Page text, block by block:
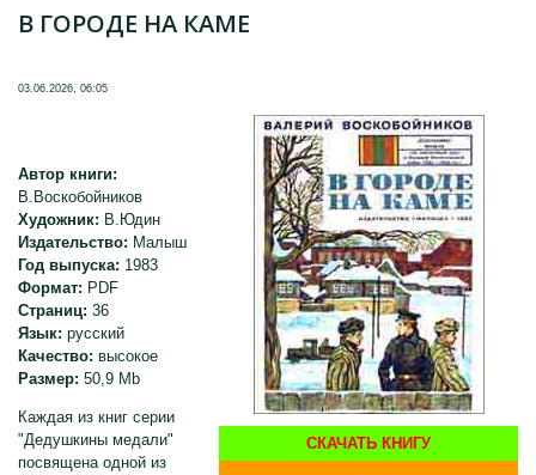
В ГОРОДЕ НА КАМЕ
03.06.2026, 06:05
СКАЧАТЬ КНИГУ
Автор книги:
В.Воскобойников
Художник: В.Юдин
Издательство: Малыш
Год выпуска: 1983
Формат: PDF
Страниц: 36
Язык: русский
Качество: высокое
Размер: 50,9 Mb
Каждая из книг серии
"Дедушкины медали"
посвящена одной из